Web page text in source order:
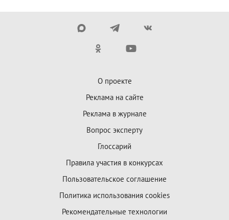
О проекте
Реклама на сайте
Реклама в журнале
Вопрос эксперту
Глоссарий
Правила участия в конкурсах
Пользовательское соглашение
Политика использования cookies
Рекомендательные технологии